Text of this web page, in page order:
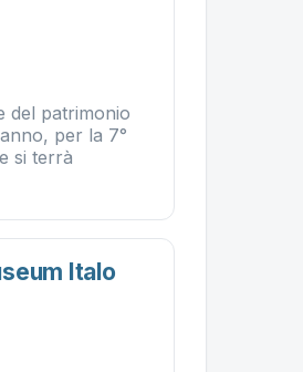
del patrimonio
per la 7°
si terrà
Italo